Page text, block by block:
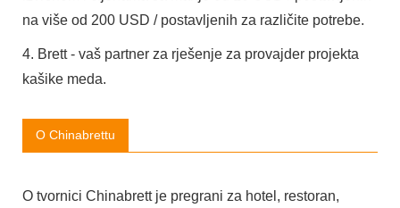
na više od 200 USD / postavljenih za različite potrebe.
4. Brett - vaš partner za rješenje za provajder projekta
kašike meda.
O Chinabrettu
O tvornici Chinabrett je pregrani za hotel, restoran,